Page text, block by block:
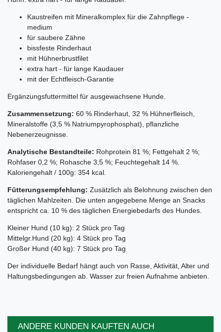
Kaustreifen mit Mineralkomplex für die Zahnpflege -
medium
für saubere Zähne
bissfeste Rinderhaut
mit Hühnerbrustfilet
extra hart - für lange Kaudauer
mit der Echtfleisch-Garantie
Ergänzungsfuttermittel für ausgewachsene Hunde.
Zusammensetzung: 60 % Rinderhaut, 32 % Hühnerfleisch,
Mineralstoffe (3,5 % Natriumpyrophosphat), pflanzliche
Nebenerzeugnisse.
Analytische Bestandteile: Rohprotein 81 %; Fettgehalt 2 %;
Rohfaser 0,2 %; Rohasche 3,5 %; Feuchtegehalt 14 %.
Kaloriengehalt / 100g: 354 kcal.
Fütterungsempfehlung: Zusätzlich als Belohnung zwischen den
täglichen Mahlzeiten. Die unten angegebene Menge an Snacks
entspricht ca. 10 % des täglichen Energiebedarfs des Hundes.
Kleiner Hund (10 kg): 2 Stück pro Tag
Mittelgr.Hund (20 kg): 4 Stück pro Tag
Großer Hund (40 kg): 7 Stück pro Tag
Der individuelle Bedarf hängt auch von Rasse, Aktivität, Alter und
Haltungsbedingungen ab. Wasser zur freien Aufnahme anbieten.
ANDERE KUNDEN KAUFTEN AUCH